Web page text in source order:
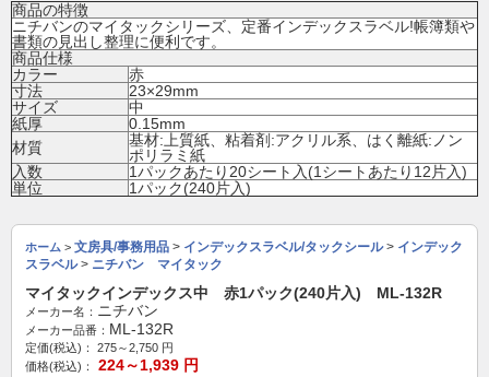
商品の特徴
ニチバンのマイタックシリーズ、定番インデックスラベル!帳簿類や
書類の見出し整理に便利です。
商品仕様
カラー
赤
寸法
23×29mm
サイズ
中
紙厚
0.15mm
材質
基材:上質紙、粘着剤:アクリル系、はく離紙:ノン
ポリラミ紙
入数
1パックあたり20シート入(1シートあたり12片入)
単位
1パック(240片入)
ホーム > 文房具/事務用品 > インデックスラベル/タックシール> インデック
スラベル> ニチバン マイタック
マイタックインデックス中 赤1パック(240片入) ML-132R
メーカー名： ニチバン
メーカー品番： ML-132R
定価(税込)： 275～2,750 円
価格(税込)：
224～1,939 円